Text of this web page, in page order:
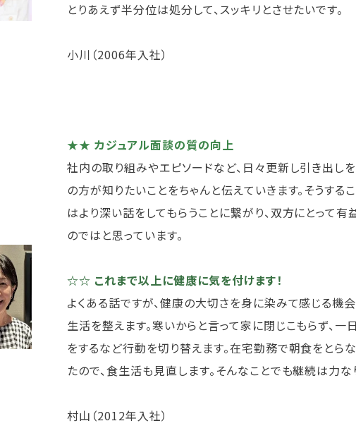
とりあえず半分位は処分して、スッキリとさせたいです。
小川（2006年入社）
★★ カジュアル面談の質の向上
社内の取り組みやエピソードなど、日々更新し引き出し
の方が知りたいことをちゃんと伝えていきます。そうする
はより深い話をしてもらうことに繋がり、双方にとって
のではと思っています。
☆☆ これまで以上に健康に気を付けます！
よくある話ですが、健康の大切さを身に染みて感じる機
生活を整えます。寒いからと言って家に閉じこもらず、
をするなど行動を切り替えます。在宅勤務で朝食をとらな
たので、食生活も見直します。そんなことでも継続は力な
村山（2012年入社）